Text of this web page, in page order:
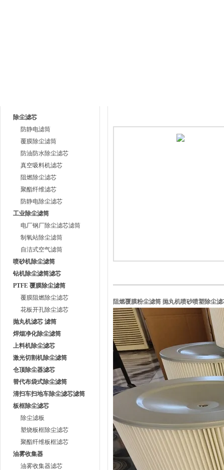
除尘滤芯
防静电滤筒
覆膜除尘滤筒
防油防水除尘滤芯
真空吸料机滤芯
阻燃除尘滤芯
聚酯纤维滤芯
防静电除尘滤芯
工业除尘滤筒
电厂钢厂除尘滤芯滤筒
制氧站除尘滤筒
自洁式空气滤筒
喷砂机除尘滤筒
钻机除尘滤筒滤芯
PTFE 覆膜除尘滤筒
覆膜阻燃除尘滤芯
花板开孔除尘滤芯
抛丸机滤芯 滤筒
焊烟净化除尘滤筒
上料机除尘滤芯
激光切割机除尘滤筒
仓顶除尘器滤芯
替代布袋式除尘滤筒
清扫车扫地车除尘滤芯滤筒
板框除尘滤芯
除尘滤板
塑烧板框除尘滤芯
聚酯纤维板框滤芯
油雾收集器
油雾收集器滤芯
阻燃覆膜粉尘滤筒 抛丸机喷砂喷塑除尘滤